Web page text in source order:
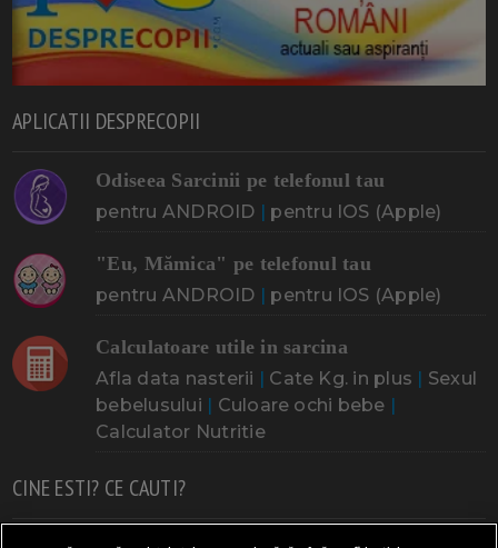
APLICATII DESPRECOPII
Odiseea Sarcinii pe telefonul tau
pentru ANDROID | pentru IOS (Apple)
"Eu, Mămica" pe telefonul tau
pentru ANDROID | pentru IOS (Apple)
Calculatoare utile in sarcina
Afla data nasterii | Cate Kg. in plus | Sexul
bebelusului | Culoare ochi bebe |
Calculator Nutritie
CINE ESTI? CE CAUTI?